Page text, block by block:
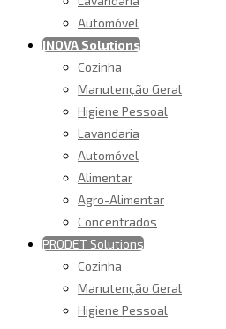
Automóvel
INOVA Solutions
Cozinha
Manutenção Geral
Higiene Pessoal
Lavandaria
Automóvel
Alimentar
Agro-Alimentar
Concentrados
PRODET Solutions
Cozinha
Manutenção Geral
Higiene Pessoal